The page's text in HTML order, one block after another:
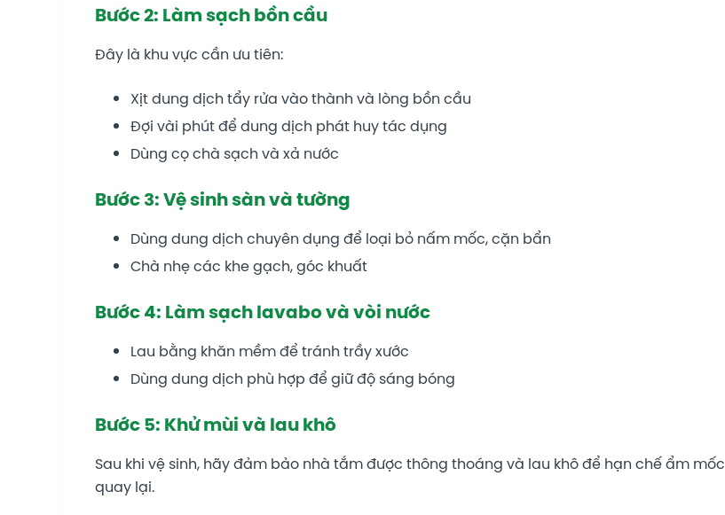
Bước 2: Làm sạch bồn cầu
Đây là khu vực cần ưu tiên:
Xịt dung dịch tẩy rửa vào thành và lòng bồn cầu
Đợi vài phút để dung dịch phát huy tác dụng
Dùng cọ chà sạch và xả nước
Bước 3: Vệ sinh sàn và tường
Dùng dung dịch chuyên dụng để loại bỏ nấm mốc, cặn bẩn
Chà nhẹ các khe gạch, góc khuất
Bước 4: Làm sạch lavabo và vòi nước
Lau bằng khăn mềm để tránh trầy xước
Dùng dung dịch phù hợp để giữ độ sáng bóng
Bước 5: Khử mùi và lau khô
Sau khi vệ sinh, hãy đảm bảo nhà tắm được thông thoáng và lau khô để hạn chế ẩm mốc
quay lại.